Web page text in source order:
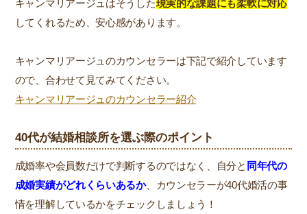
キャンマリアージュはそうした現実的な課題にも柔軟に対応
してくれるため、安心感があります。
キャンマリアージュのカウンセラーは下記で紹介しています
ので、合わせて見てみてください。
キャンマリアージュのカウンセラー紹介
40代が結婚相談所を選ぶ際のポイント
成婚率や会員数だけで判断するのではなく、自分と 同年代の
成婚実績がどれくらいあるか、カウンセラーが40代婚活の事
情を理解しているかをチェックしましょう！